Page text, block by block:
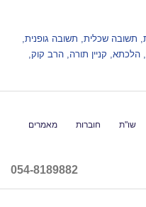
, תשובה שכלית, תשובה גופנית,
, הלכתא, קניין תורה, הרב קוק,
שו"ת חוברות מאמרים
054-8189882